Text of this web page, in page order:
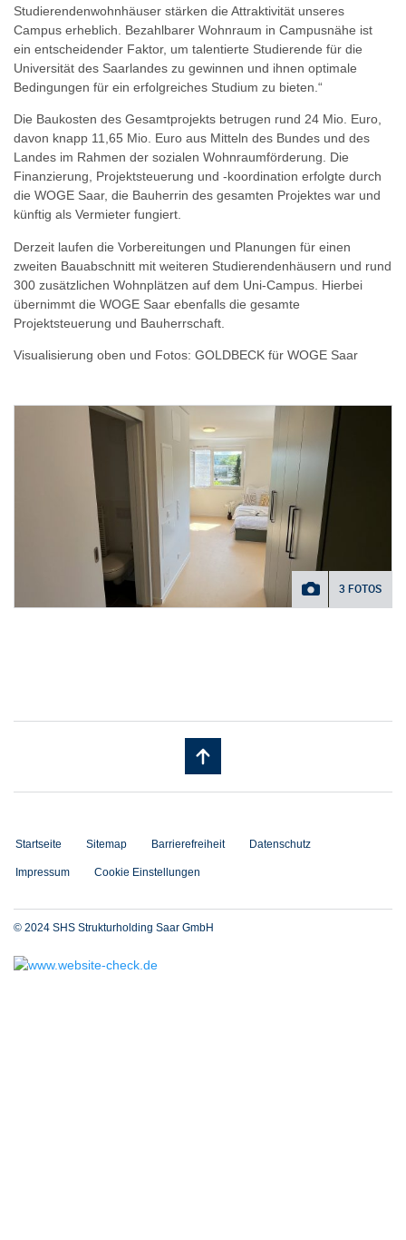
Studierendenwohnhäuser stärken die Attraktivität unseres
Campus erheblich. Bezahlbarer Wohnraum in Campusnähe ist
ein entscheidender Faktor, um talentierte Studierende für die
Universität des Saarlandes zu gewinnen und ihnen optimale
Bedingungen für ein erfolgreiches Studium zu bieten.“
Die Baukosten des Gesamtprojekts betrugen rund 24 Mio. Euro,
davon knapp 11,65 Mio. Euro aus Mitteln des Bundes und des
Landes im Rahmen der sozialen Wohnraumförderung. Die
Finanzierung, Projektsteuerung und -koordination erfolgte durch
die WOGE Saar, die Bauherrin des gesamten Projektes war und
künftig als Vermieter fungiert.
Derzeit laufen die Vorbereitungen und Planungen für einen
zweiten Bauabschnitt mit weiteren Studierendenhäusern und rund
300 zusätzlichen Wohnplätzen auf dem Uni-Campus. Hierbei
übernimmt die WOGE Saar ebenfalls die gesamte
Projektsteuerung und Bauherrschaft.
Visualisierung oben und Fotos: GOLDBECK für WOGE Saar
3 FOTOS
Startseite Sitemap Barrierefreiheit Datenschutz
Impressum Cookie Einstellungen
© 2024 SHS Strukturholding Saar GmbH